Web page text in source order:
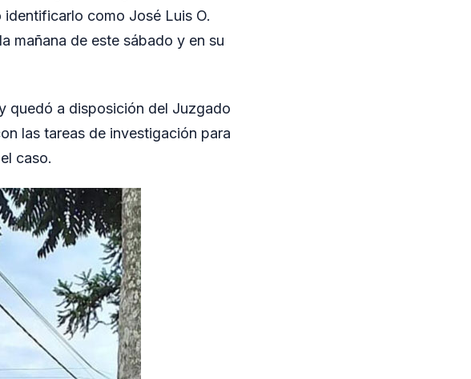
como José Luis O.
mañana de este sábado y en su
quedó a disposición del Juzgado
las tareas de investigación para
caso.